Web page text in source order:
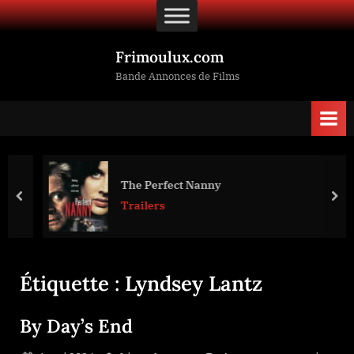
Skip
to
Frimoulux.com
Bande Annonces de Films
The Perfect Nanny
Trailers
prev
Étiquette : Lyndsey Lantz
By Day’s End